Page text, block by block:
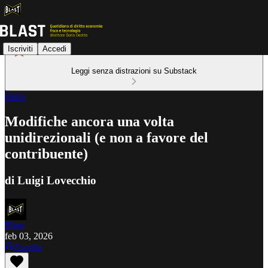
Iscriviti Accedi
Leggi senza distrazioni su Substack
Fisco
Modifiche ancora una volta
unidirezionali (e non a favore del
contribuente)
di Luigi Lovecchio
Blast
feb 03, 2026
Ascolta